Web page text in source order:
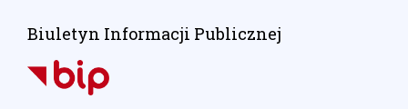
Biuletyn Informacji Publicznej